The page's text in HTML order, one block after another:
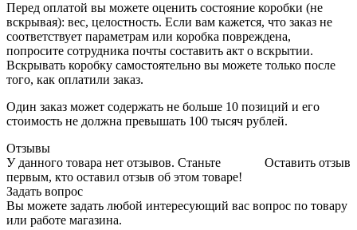
Перед оплатой вы можете оценить состояние коробки (не
вскрывая): вес, целостность. Если вам кажется, что заказ не
соответствует параметрам или коробка повреждена,
попросите сотрудника почты составить акт о вскрытии.
Вскрывать коробку самостоятельно вы можете только после
того, как оплатили заказ.
Один заказ может содержать не больше 10 позиций и его
стоимость не должна превышать 100 тысяч рублей.
Отзывы
Оставить отзыв
У данного товара нет отзывов. Станьте
первым, кто оставил отзыв об этом товаре!
Задать вопрос
Вы можете задать любой интересующий вас вопрос по товару
или работе магазина.